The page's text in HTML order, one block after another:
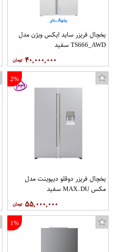
یخچال فریزر ساید ایکس ویژن مدل
TS666_AWD سفید
۴۰,۰۰۰,۰۰۰
2%
یخچال فریزر دوقلو دیپوینت مدل
مکس MAX.DU سفید
۵۵,۰۰۰,۰۰۰
1%